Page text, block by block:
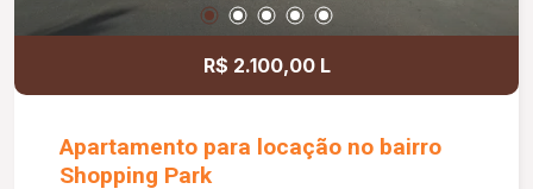
R$ 2.100,00 L
Apartamento para locação no bairro
Shopping Park